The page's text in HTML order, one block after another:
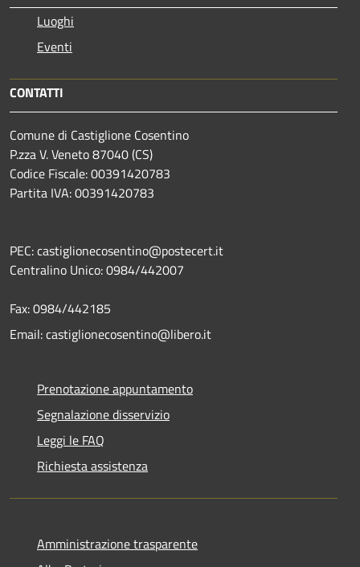
Luoghi
Eventi
CONTATTI
Comune di Castiglione Cosentino
P.zza V. Veneto 87040 (CS)
Codice Fiscale: 00391420783
Partita IVA: 00391420783
PEC: castiglionecosentino@postecert.it
Centralino Unico: 0984/442007
Fax: 0984/442185
Email: castiglionecosentino@libero.it
Prenotazione appuntamento
Segnalazione disservizio
Leggi le FAQ
Richiesta assistenza
Amministrazione trasparente